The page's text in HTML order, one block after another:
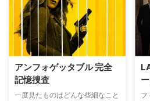
アンフォゲッタブル 完全
記憶捜査
一度見たものはどんな些細なこと
フ